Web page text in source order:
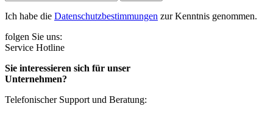
Ich habe die Datenschutzbestimmungen zur Kenntnis genommen.
folgen Sie uns:
Service Hotline
Sie interessieren sich für unser
Unternehmen?
Telefonischer Support und Beratung: